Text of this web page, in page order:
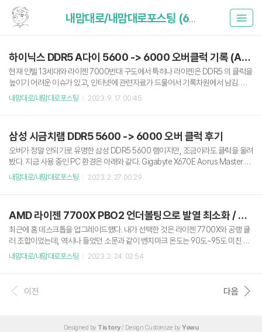
내맘대로/내맘대로포스팅 (67)
하이닉스 DDR5 A다이 5600 -> 6000 오버클럭 기록 (AMD 라이젠)
현재 인텔 13세대와 라이젠 7000번대 구도에서 특히나 라이젠은 DDR5 의 클럭을
높이기 어려운 이슈가 있고, 인터넷에 관련자료가 드물어서 기록차원에서 남김. 현
재 시스템 구성 Gigabyte X670E Aorus Master AMD Ryzen 7700X (Curved
면 성능 소폭 하락한다는 얘기가 있음) 램 타이밍 (실사용 값) 및 의견 6,000 Mhz /
36-40-40-80 / 나머지..
내맘대로/내맘대로포스팅 2023. 9. 17. 00:45
삼성 시금치램 DDR5 5600 -> 6000 오버 클럭 후기
오버가 정말 안되기로 유명한 삼성 DDR5 5600 램이지만, 조금이라도 클럭을 올려
봤다. 지금 사용 중인 PC 환경은 아래와 같다. Gigabyte X670E Aorus Master A
MD Ryzen 7700X (Apply Curve Optimizer) Gigabyte RTX 4080 Gaming
폭이 더 큰 것 같아서 그냥 적용해서 사용 중이다. TM5 2회 정도만 통과시키는 것을
확인했다. 6,200 Mhz ..
내맘대로/내맘대로포스팅 2023. 2. 27. 00:29
AMD 라이젠 7700X PBO2 언더볼팅으로 발열 최소화 / 성능 최적화
최근에 홈 데스크톱을 업그레이드했다. 내가 선택한 것은 라이젠 7700X와 공랭 쿨
러 조합이었는데, 역시나 들었던 소문과 같이 벤치마크 온도는 90도~95도 미친 듯
이 오르고, 쿨러는 평상시에도 윈도우 창만 하나 띄워도 비행기 이륙하는 소리가 난
레이드 했는데 제대로 못써먹으면 너무 억울하다. 그래서 발열과 성능을 잡기 위해
몇 가지 테스트를 진행했었고, 가장 효과적이었던 방법 하나를 공유한다. 유튜브와
내맘대로/내맘대로포스팅 2023. 2. 24. 02:54
이전 다음
Designed by Tistory/ Design Customize by Yowu